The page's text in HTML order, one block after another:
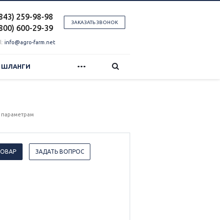
ЗАКАЗАТЬ ЗВОНОК
259-98-98
600-29-39
info@agro-farm.net
ШЛАНГИ ...
ЗАДАТЬ ВОПРОС